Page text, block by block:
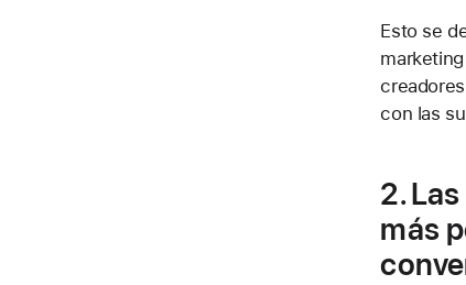
Esto se
con las
2.
más